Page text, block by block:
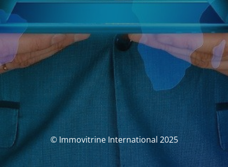
© Immovitrine International 2025